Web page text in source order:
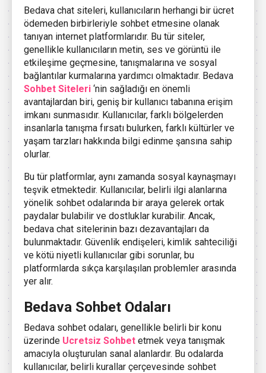
Bedava chat siteleri, kullanıcıların herhangi bir ücret
ödemeden birbirleriyle sohbet etmesine olanak
tanıyan internet platformlarıdır. Bu tür siteler,
genellikle kullanıcıların metin, ses ve görüntü ile
etkileşime geçmesine, tanışmalarına ve sosyal
bağlantılar kurmalarına yardımcı olmaktadır. Bedava
Sohbet Siteleri ‘nin sağladığı en önemli
avantajlardan biri, geniş bir kullanıcı tabanına erişim
imkanı sunmasıdır. Kullanıcılar, farklı bölgelerden
insanlarla tanışma fırsatı bulurken, farklı kültürler ve
yaşam tarzları hakkında bilgi edinme şansına sahip
olurlar.
Bu tür platformlar, aynı zamanda sosyal kaynaşmayı
teşvik etmektedir. Kullanıcılar, belirli ilgi alanlarına
yönelik sohbet odalarında bir araya gelerek ortak
paydalar bulabilir ve dostluklar kurabilir. Ancak,
bedava chat sitelerinin bazı dezavantajları da
bulunmaktadır. Güvenlik endişeleri, kimlik sahteciliği
ve kötü niyetli kullanıcılar gibi sorunlar, bu
platformlarda sıkça karşılaşılan problemler arasında
yer alır.
Bedava Sohbet Odaları
Bedava sohbet odaları, genellikle belirli bir konu
üzerinde Ucretsiz Sohbet etmek veya tanışmak
amacıyla oluşturulan sanal alanlardır. Bu odalarda
kullanıcılar, belirli kurallar çerçevesinde sohbet